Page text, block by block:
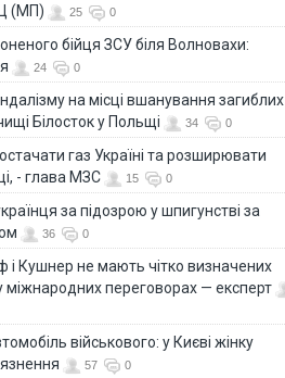
(МП)
25 0
бійця ЗСУ біля Волновахи:
24 0
на місці вшанування загиблих
Білосток у Польщі
34 0
газ Україні та розширювати
- глава МЗС
15 0
за підозрою у шпигунстві за
36 0
і Кушнер не мають чітко визначених
міжнародних переговорах — експерт
військового: у Києві жінку
57 0